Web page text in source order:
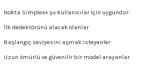
Nokta Simplex+ şu kullanıcılar için uygundur:
İlk dedektörünü alacak olanlar
Başlangıç seviyesini aşmak isteyenler
Uzun ömürlü ve güvenilir bir model arayanlar